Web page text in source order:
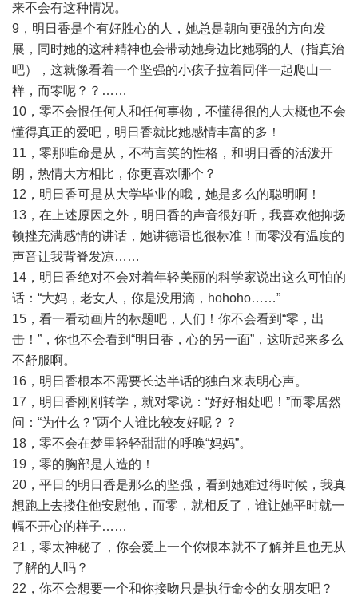
来不会有这种情况。
9，明日香是个有好胜心的人，她总是朝向更强的方向发
展，同时她的这种精神也会带动她身边比她弱的人（指真治
吧），这就像看着一个坚强的小孩子拉着同伴一起爬山一
样，而零呢？？……
10，零不会恨任何人和任何事物，不懂得很的人大概也不会
懂得真正的爱吧，明日香就比她感情丰富的多！
11，零那唯命是从，不苟言笑的性格，和明日香的活泼开
朗，热情大方相比，你更喜欢哪个？
12，明日香可是从大学毕业的哦，她是多么的聪明啊！
13，在上述原因之外，明日香的声音很好听，我喜欢他抑扬
顿挫充满感情的讲话，她讲德语也很标准！而零没有温度的
声音让我背脊发凉……
14，明日香绝对不会对着年轻美丽的科学家说出这么可怕的
话：“大妈，老女人，你是没用滴，hohoho……”
15，看一看动画片的标题吧，人们！你不会看到“零，出
击！”，你也不会看到“明日香，心的另一面”，这听起来多么
不舒服啊。
16，明日香根本不需要长达半话的独白来表明心声。
17，明日香刚刚转学，就对零说：“好好相处吧！”而零居然
问：“为什么？”两个人谁比较友好呢？？
18，零不会在梦里轻轻甜甜的呼唤“妈妈”。
19，零的胸部是人造的！
20，平日的明日香是那么的坚强，看到她难过得时候，我真
想跑上去搂住他安慰他，而零，就相反了，谁让她平时就一
幅不开心的样子……
21，零太神秘了，你会爱上一个你根本就不了解并且也无从
了解的人吗？
22，你不会想要一个和你接吻只是执行命令的女朋友吧？